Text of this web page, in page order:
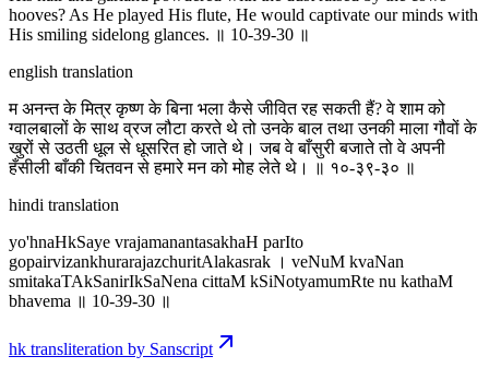
hooves? As He played His flute, He would captivate our minds with
His smiling sidelong glances. ॥ 10-39-30 ॥
english translation
म अनन्त के मित्र कृष्ण के बिना भला कैसे जीवित रह सकती हैं? वे शाम को
ग्वालबालों के साथ व्रज लौटा करते थे तो उनके बाल तथा उनकी माला गौवों के
खुरों से उठती धूल से धूसरित हो जाते थे। जब वे बाँसुरी बजाते तो वे अपनी
हँसीली बाँकी चितवन से हमारे मन को मोह लेते थे। ॥ १०-३९-३० ॥
hindi translation
yo'hnaHkSaye vrajamanantasakhaH parIto
gopairvizankhurarajazchuritAlakasrak । veNuM kvaNan
smitakaTAkSanirIkSaNena cittaM kSiNotyamumRte nu kathaM
bhavema ॥ 10-39-30 ॥
hk transliteration by Sanscript